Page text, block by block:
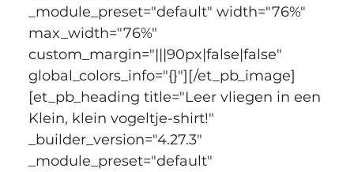
_module_preset="default" width="76%"
max_width="76%"
custom_margin="|||90px|false|false"
global_colors_info="{}"][/et_pb_image]
[et_pb_heading title="Leer vliegen in een
Klein, klein vogeltje-shirt!"
_builder_version="4.27.3"
_module_preset="default"